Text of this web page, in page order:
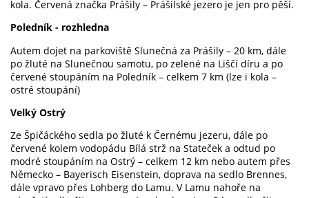
kola. Červená značka Prášily – Prášilské jezero je jen pro pěší.
Poledník - rozhledna
Autem dojet na parkoviště Slunečná za Prášily – 20 km, dále
po žluté na Slunečnou samotu, po zelené na Liščí díru a po
červené stoupáním na Poledník – celkem 7 km (lze i kola –
ostré stoupání)
Velký Ostrý
Ze Špičáckého sedla po žluté k Černému jezeru, dále po
červené kolem vodopádu Bílá strž na Stateček a odtud po
modré stoupáním na Ostrý – celkem 12 km nebo autem přes
Německo – Bayerisch Eisenstein, doprava na sedlo Brennes,
dále vpravo přes Lohberg do Lamu. V Lamu nahoře na